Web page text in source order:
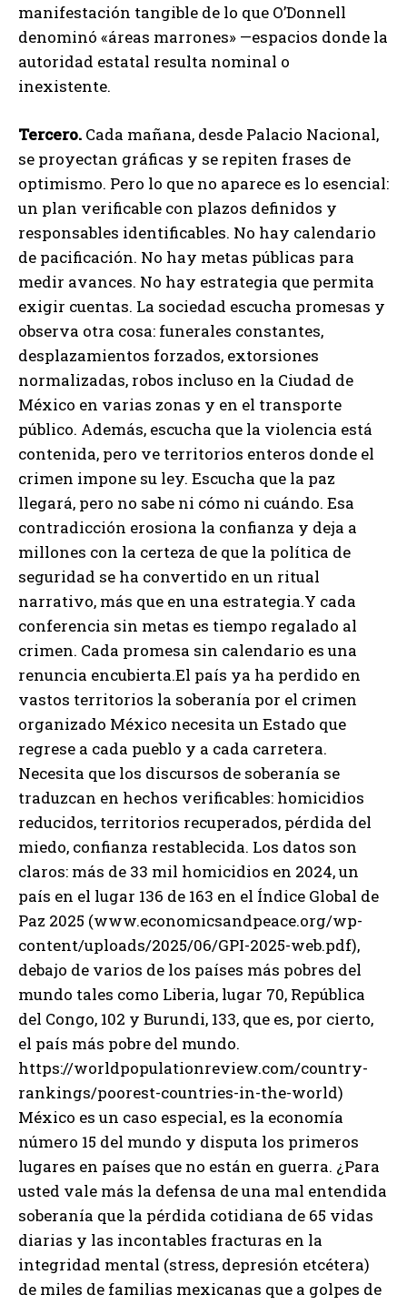
manifestación tangible de lo que O’Donnell
denominó «áreas marrones» —espacios donde la
autoridad estatal resulta nominal o
inexistente.
Tercero. Cada mañana, desde Palacio Nacional,
se proyectan gráficas y se repiten frases de
optimismo. Pero lo que no aparece es lo esencial:
un plan verificable con plazos definidos y
responsables identificables. No hay calendario
de pacificación. No hay metas públicas para
medir avances. No hay estrategia que permita
exigir cuentas. La sociedad escucha promesas y
observa otra cosa: funerales constantes,
desplazamientos forzados, extorsiones
normalizadas, robos incluso en la Ciudad de
México en varias zonas y en el transporte
público. Además, escucha que la violencia está
contenida, pero ve territorios enteros donde el
crimen impone su ley. Escucha que la paz
llegará, pero no sabe ni cómo ni cuándo. Esa
contradicción erosiona la confianza y deja a
millones con la certeza de que la política de
seguridad se ha convertido en un ritual
narrativo, más que en una estrategia.Y cada
conferencia sin metas es tiempo regalado al
crimen. Cada promesa sin calendario es una
renuncia encubierta.El país ya ha perdido en
vastos territorios la soberanía por el crimen
organizado México necesita un Estado que
regrese a cada pueblo y a cada carretera.
Necesita que los discursos de soberanía se
traduzcan en hechos verificables: homicidios
reducidos, territorios recuperados, pérdida del
miedo, confianza restablecida. Los datos son
claros: más de 33 mil homicidios en 2024, un
país en el lugar 136 de 163 en el Índice Global de
Paz 2025 (www.economicsandpeace.org/wp-
content/uploads/2025/06/GPI-2025-web.pdf),
debajo de varios de los países más pobres del
mundo tales como Liberia, lugar 70, República
del Congo, 102 y Burundi, 133, que es, por cierto,
el país más pobre del mundo.
https://worldpopulationreview.com/country-
rankings/poorest-countries-in-the-world)
México es un caso especial, es la economía
número 15 del mundo y disputa los primeros
lugares en países que no están en guerra. ¿Para
usted vale más la defensa de una mal entendida
soberanía que la pérdida cotidiana de 65 vidas
diarias y las incontables fracturas en la
integridad mental (stress, depresión etcétera)
de miles de familias mexicanas que a golpes de